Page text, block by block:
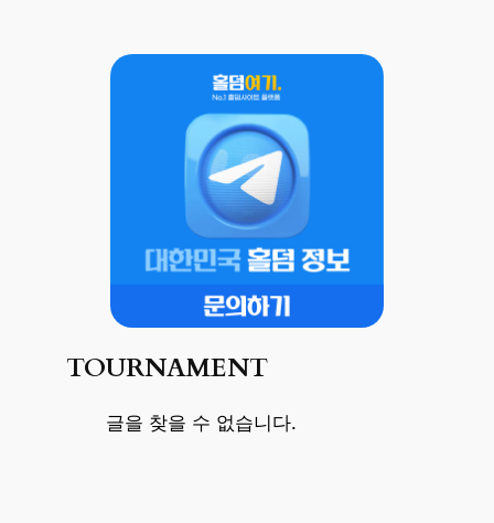
TOURNAMENT
글을 찾을 수 없습니다.